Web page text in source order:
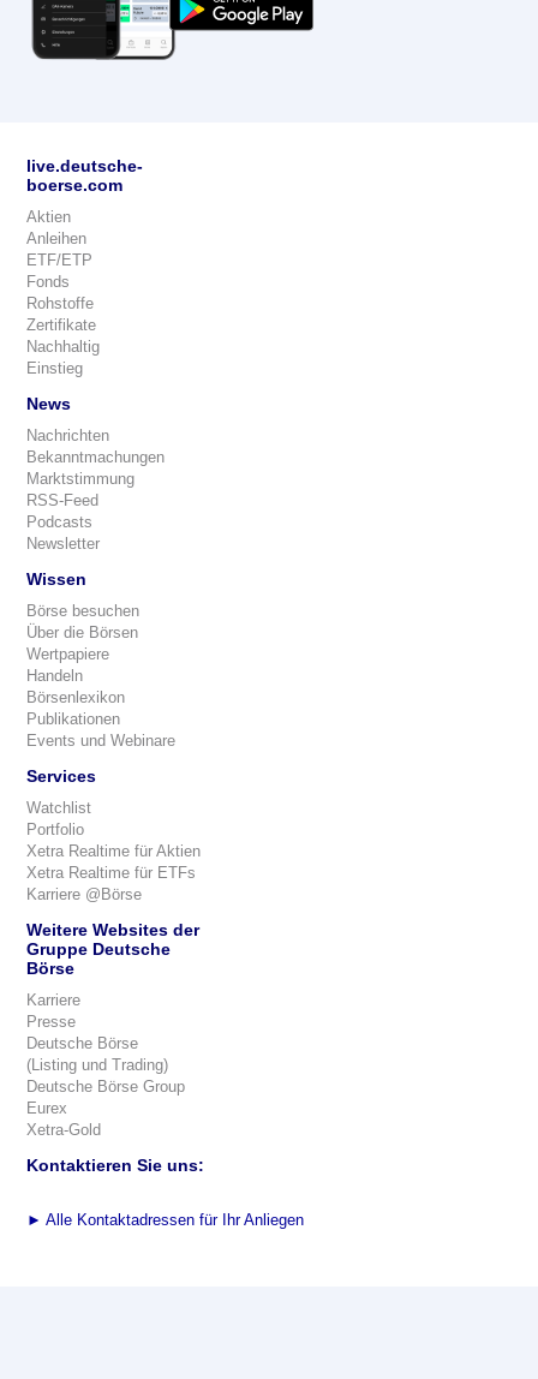
live.deutsche-
boerse.com
Aktien
Anleihen
ETF/ETP
Fonds
Rohstoffe
Zertifikate
Nachhaltig
Einstieg
News
Nachrichten
Bekanntmachungen
Marktstimmung
RSS-Feed
Podcasts
Newsletter
Wissen
Börse besuchen
Über die Börsen
Wertpapiere
Handeln
Börsenlexikon
Publikationen
Events und Webinare
Services
Watchlist
Portfolio
Xetra Realtime für Aktien
Xetra Realtime für ETFs
Karriere @Börse
Weitere Websites der
Gruppe Deutsche
Börse
Karriere
Presse
Deutsche Börse
(Listing und Trading)
Deutsche Börse Group
Eurex
Xetra-Gold
Kontaktieren Sie uns:
► Alle Kontaktadressen für Ihr Anliegen